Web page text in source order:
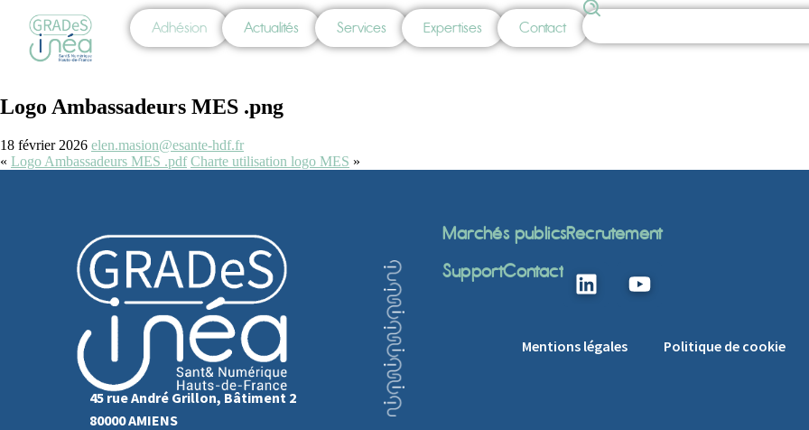
Adhésion Actualités Services Expertises Contact
Logo Ambassadeurs MES .png
18 février 2026 elen.masion@esante-hdf.fr
« Logo Ambassadeurs MES .pdf Charte utilisation logo MES »
45 rue André Grillon, Bâtiment 2
80000 AMIENS
Marchés publicsRecrutement
SupportContact
Mentions légales Politique de cookie